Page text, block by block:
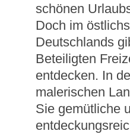
schönen
Doch im
Deutschlands
Beteiligten
entdecken. In
malerischen
Sie gemütliche